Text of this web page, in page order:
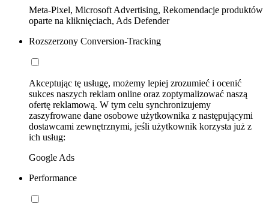
Meta-Pixel, Microsoft Advertising, Rekomendacje produktów
oparte na kliknięciach, Ads Defender
Rozszerzony Conversion-Tracking
Akceptując tę usługę, możemy lepiej zrozumieć i ocenić
sukces naszych reklam online oraz zoptymalizować naszą
ofertę reklamową. W tym celu synchronizujemy
zaszyfrowane dane osobowe użytkownika z następującymi
dostawcami zewnętrznymi, jeśli użytkownik korzysta już z
ich usług:
Google Ads
Performance